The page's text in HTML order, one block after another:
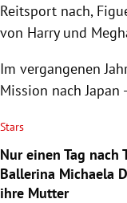
Reitsport nach,
von Harry und
Im vergangenen
Mission nach Japan
Stars
Nur einen Tag nach
Ballerina Michaela
ihre Mutter